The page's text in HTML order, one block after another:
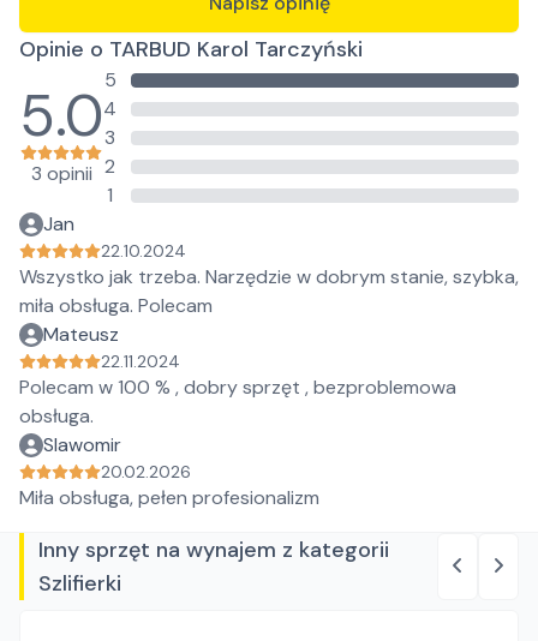
Opinie o TARBUD Karol Tarczyński
5.0
3 opinii
5
4
3
2
1
Jan
22.10.2024
Wszystko jak trzeba. Narzędzie w dobrym stanie, szybka,
miła obsługa. Polecam
Mateusz
22.11.2024
Polecam w 100 % , dobry sprzęt , bezproblemowa
obsługa.
Slawomir
20.02.2026
Miła obsługa, pełen profesionalizm
Inny sprzęt na wynajem z kategorii
Szlifierki